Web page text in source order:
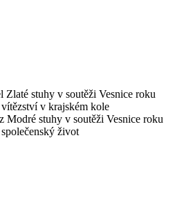
Zlaté stuhy v soutěži Vesnice roku
v krajském kole
Modré stuhy v soutěži Vesnice roku
život